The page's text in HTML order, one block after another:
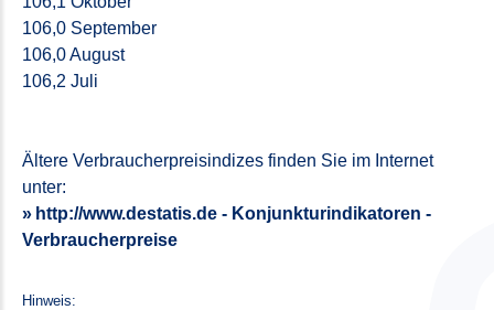
106,0 September
106,0 August
106,2 Juli
Ältere Verbraucherpreisindizes finden Sie im Internet
unter:
http://www.destatis.de - Konjunkturindikatoren -
Verbraucherpreise
Hinweis: